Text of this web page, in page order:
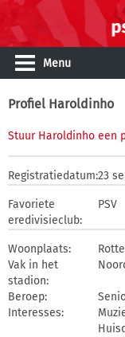
Menu
Profiel Haroldinho
Stuur Haroldinho een
Registratiedatum:23
Favoriete
eredivisieclub:
PSV
Woonplaats:
Vak in het
stadion:
Beroep:
Interesses: